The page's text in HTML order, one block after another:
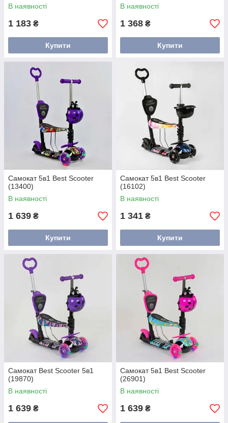
В наявності
1 183 ₴
Купити
В наявності
1 368 ₴
Купити
Самокат 5в1 Best Scooter
(13400)
В наявності
1 639 ₴
Купити
Самокат 5в1 Best Scooter
(16102)
В наявності
1 341 ₴
Купити
Самокат Best Scooter 5в1
(19870)
В наявності
1 639 ₴
Самокат 5в1 Best Scooter
(26901)
В наявності
1 639 ₴